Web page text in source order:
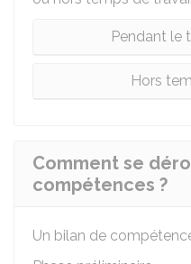
Pendant le
Hors
Comment se
compétences ?
Un bilan de